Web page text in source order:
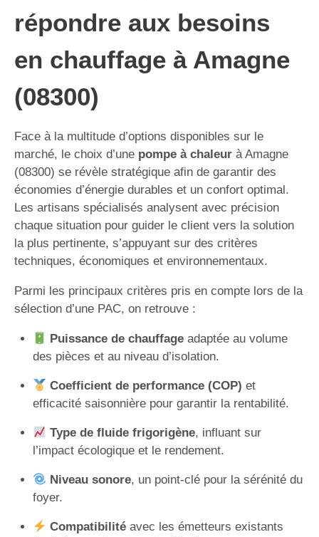
répondre aux besoins
en chauffage à Amagne
(08300)
Face à la multitude d’options disponibles sur le
marché, le choix d’une pompe à chaleur à Amagne
(08300) se révèle stratégique afin de garantir des
économies d’énergie durables et un confort optimal.
Les artisans spécialisés analysent avec précision
chaque situation pour guider le client vers la solution
la plus pertinente, s’appuyant sur des critères
techniques, économiques et environnementaux.
Parmi les principaux critères pris en compte lors de la
sélection d’une PAC, on retrouve :
Puissance de chauffageadaptée au volume
des pièces et au niveau d’isolation.
Coefficient de performance (COP) et
efficacité saisonnière pour garantir la rentabilité.
Type de fluide frigorigène, influant sur
l’impact écologique et le rendement.
Niveau sonore, un point-clé pour la sérénité du
foyer.
Compatibilitéavec les émetteurs existants